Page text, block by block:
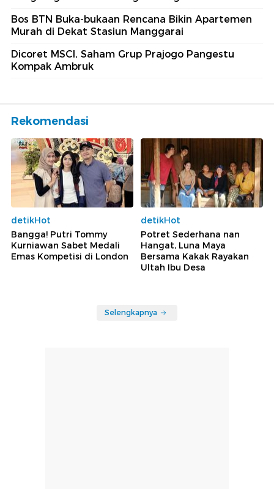
Bos BTN Buka-bukaan Rencana Bikin Apartemen
Murah di Dekat Stasiun Manggarai
Dicoret MSCI, Saham Grup Prajogo Pangestu
Kompak Ambruk
Rekomendasi
detikHot
Bangga! Putri Tommy
Kurniawan Sabet Medali
Emas Kompetisi di London
detikHot
Potret Sederhana nan
Hangat, Luna Maya
Bersama Kakak Rayakan
Ultah Ibu Desa
Selengkapnya